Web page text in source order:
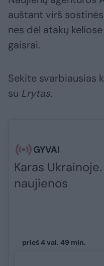
auštant virš
nes dėl atakų
gaisrai.
Sekite svarbiausias
su Lrytas.​​​
GYVAI
Karas
naujienos
prieš 4 val. 49 min.